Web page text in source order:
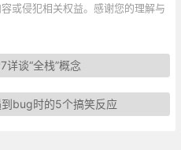
或侵犯相关权益。感谢您的理解与
详谈“全栈”概念
bug时的5个搞笑反应